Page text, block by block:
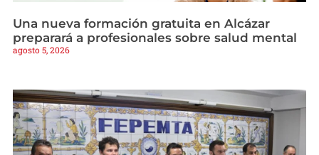
Una nueva formación gratuita en Alcázar
preparará a profesionales sobre salud mental
agosto 5, 2026